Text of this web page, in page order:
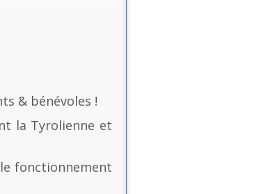
& bénévoles !
la Tyrolienne et
fonctionnement